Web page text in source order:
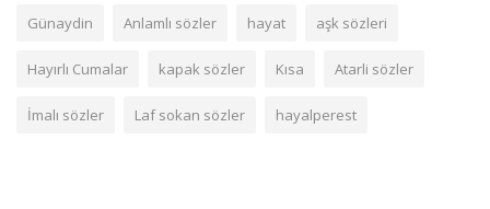
Günaydin Anlamlı sözler hayat aşk sözleri
Hayırlı Cumalar kapak sözler Kısa Atarli sözler
İmalı sözler Laf sokan sözler hayalperest